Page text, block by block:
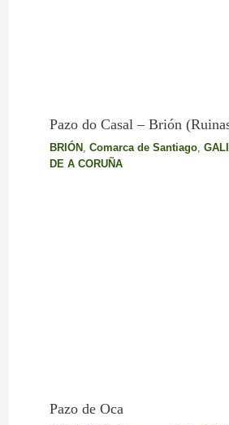
Pazo do Casal – Brión
BRIÓN , Comarca de Santiago,
DE A CORUÑA
Pazo de Oca